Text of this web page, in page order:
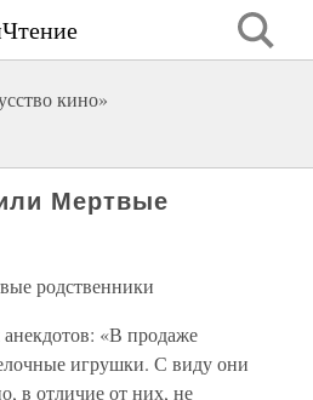
кино»
Мертвые
родственники
«В продаже
игрушки. С виду они
в отличие от них, не